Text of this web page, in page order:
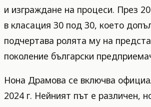
и изграждане на процеси. През
в класация 30 под 30, което
подчертава ролята му на
поколение български
Нона Драмова се включва
2024 г. Нейният път е различен,